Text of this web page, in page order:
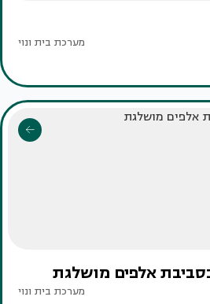
מערכת בית ונוי
אלפים מושלגת
מערכת בית ונוי